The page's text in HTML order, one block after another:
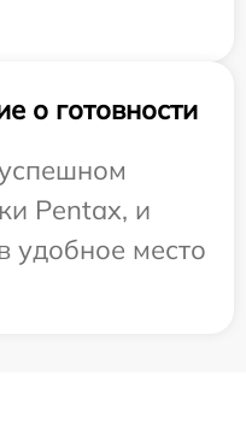
о готовности
Pentax, и
удобное место